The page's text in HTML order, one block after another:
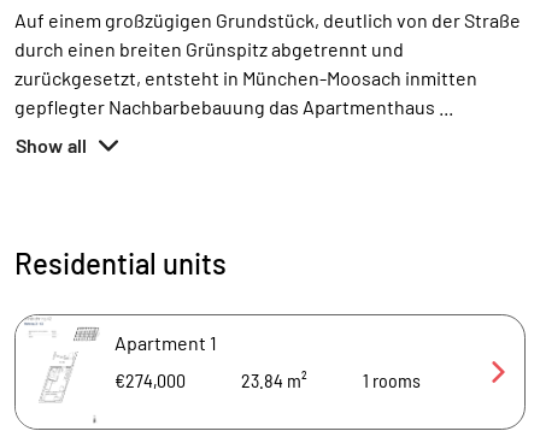
Auf einem großzügigen Grundstück, deutlich von der Straße
durch einen breiten Grünspitz abgetrennt und
zurückgesetzt, entsteht in München-Moosach inmitten
gepflegter Nachbarbebauung das Apartmenthaus
Show all
Residential units
Apartment 1
€274,000
23.84 m² 1 rooms